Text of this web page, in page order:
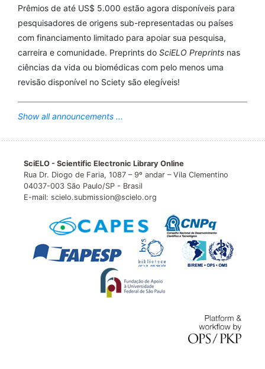
Prêmios de até US$ 5.000 estão agora disponíveis para
pesquisadores de origens sub-representadas ou países
com financiamento limitado para apoiar sua pesquisa,
carreira e comunidade. Preprints do SciELO Preprints nas
ciências da vida ou biomédicas com pelo menos uma
revisão disponível no Sciety são elegíveis!
Show all announcements ...
SciELO - Scientific Electronic Library Online
Rua Dr. Diogo de Faria, 1087 – 9º andar – Vila Clementino
04037-003 São Paulo/SP - Brasil
E-mail: scielo.submission@scielo.org